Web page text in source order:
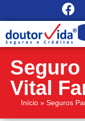
Vital
Início » Seguros